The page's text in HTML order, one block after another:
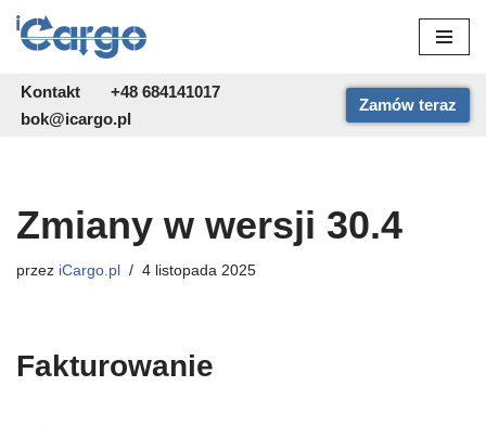
do
treści
Kontakt
+48 684141017
bok@icargo.pl
Zamów teraz
Zmiany w wersji 30.4
przez iCargo.pl 4 listopada 2025
Fakturowanie